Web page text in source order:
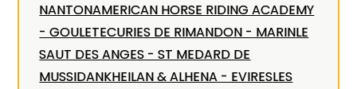
NANTONAMERICAN HORSE RIDING ACADEMY
- GOULETECURIES DE RIMANDON - MARINLE
SAUT DES ANGES - ST MEDARD DE
MUSSIDANKHEILAN & ALHENA - EVIRESLES